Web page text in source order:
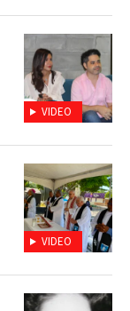
VIDEO
VIDEO